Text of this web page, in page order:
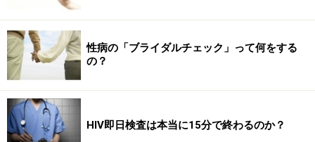
性病の「ブライダルチェック」って何をする
の？
HIV即日検査は本当に15分で終わるのか？